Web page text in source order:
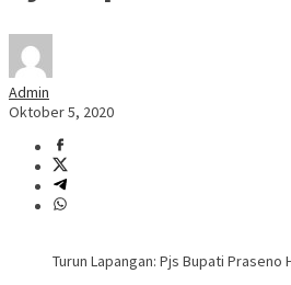
Admin
Oktober 5, 2020
Turun Lapangan: Pjs Bupati